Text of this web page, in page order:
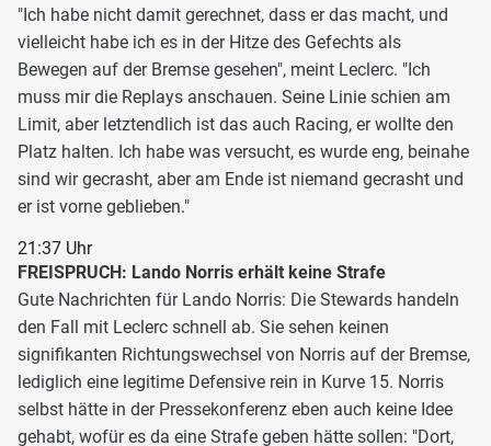
"Ich habe nicht damit gerechnet, dass er das macht, und
vielleicht habe ich es in der Hitze des Gefechts als
Bewegen auf der Bremse gesehen", meint Leclerc. "Ich
muss mir die Replays anschauen. Seine Linie schien am
Limit, aber letztendlich ist das auch Racing, er wollte den
Platz halten. Ich habe was versucht, es wurde eng, beinahe
sind wir gecrasht, aber am Ende ist niemand gecrasht und
er ist vorne geblieben."
21:37 Uhr
FREISPRUCH: Lando Norris erhält keine Strafe
Gute Nachrichten für Lando Norris: Die Stewards handeln
den Fall mit Leclerc schnell ab. Sie sehen keinen
signifikanten Richtungswechsel von Norris auf der Bremse,
lediglich eine legitime Defensive rein in Kurve 15. Norris
selbst hätte in der Pressekonferenz eben auch keine Idee
gehabt, wofür es da eine Strafe geben hätte sollen: "Dort,